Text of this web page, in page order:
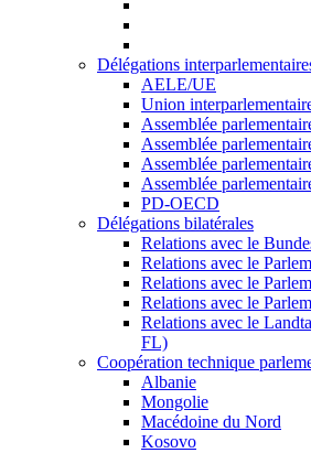
Délégations
AELE/UE
Union
Assemblée
Assemblée
Assemblée
Assemblée
PD-OECD
Délégations bilatérales
Relations avec le
Relations avec le
Relations avec le
Relations avec le
Relations avec le
FL)
Coopération technique
Albanie
Mongolie
Macédoine du Nord
Kosovo